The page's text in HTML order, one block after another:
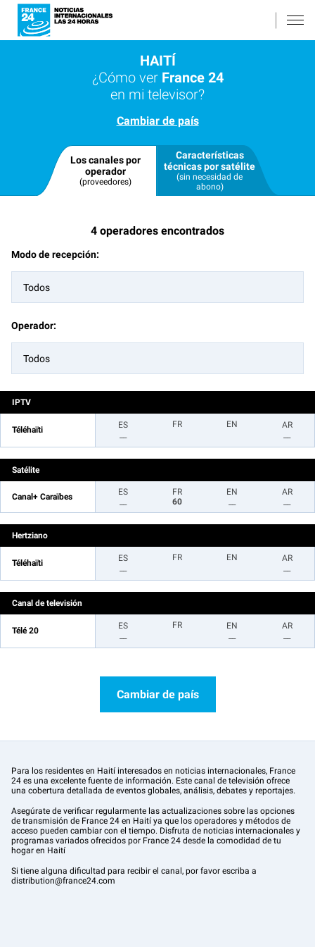
HAITÍ
¿Cómo ver France 24
en mi televisor?
Cambiar de país
Los canales por
operador
(proveedores)
Características
técnicas por satélite
(sin necesidad de
abono)
4 operadores encontrados
Modo de recepción:
Todos
Operador:
Todos
IPTV
Téléhaïti
ES
FR EN
AR
Satélite
Canal+ Caraïbes
ES
FR
60
EN
AR
Hertziano
Téléhaïti
ES
FR EN
AR
Canal de televisión
Télé 20
ES
FR
EN
AR
Cambiar de país
Para los residentes en Haití interesados en noticias internacionales, France
24 es una excelente fuente de información. Este canal de televisión ofrece
una cobertura detallada de eventos globales, análisis, debates y reportajes.
Asegúrate de verificar regularmente las actualizaciones sobre las opciones
de transmisión de France 24 en Haití ya que los operadores y métodos de
acceso pueden cambiar con el tiempo. Disfruta de noticias internacionales y
programas variados ofrecidos por France 24 desde la comodidad de tu
hogar en Haití
Si tiene alguna dificultad para recibir el canal, por favor escriba a
distribution@france24.com